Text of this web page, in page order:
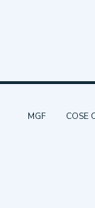
MGF COSE